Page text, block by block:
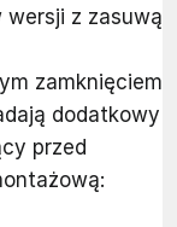
wersji z zasuwą
zamknięciem
dodatkowy
przed